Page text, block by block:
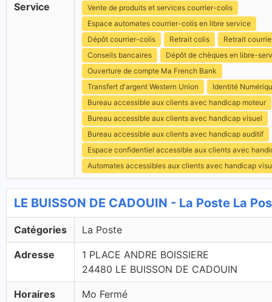
Service
Vente de produits et services courrier-colis
Espace automates courrier-colis en libre service
Dépôt courrier-colis
Retrait colis
Retrait
Conseils bancaires
Dépôt de chèques en libre-
Ouverture de compte Ma French Bank
Transfert d'argent Western Union
Identité
Bureau accessible aux clients avec handicap moteur
Bureau accessible aux clients avec handicap visuel
Bureau accessible aux clients avec handicap auditif
Espace confidentiel accessible aux clients avec
Automates accessibles aux clients avec handicap
LE BUISSON DE CADOUIN - La Poste La
Catégories La Poste
Adresse
1 PLACE ANDRE BOISSIERE
24480 LE BUISSON DE CADOUIN
Horaires
Mo Fermé